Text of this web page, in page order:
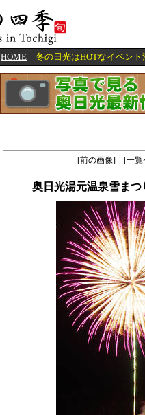
HOME ｜ 冬の日光はHOTなイベン
[前の画像] [一覧
奥日光湯元温泉雪ま